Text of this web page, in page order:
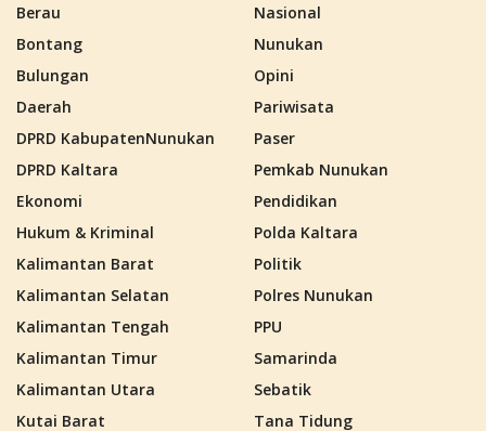
Berau
Bontang
Bulungan
Daerah
DPRD KabupatenNunukan
DPRD Kaltara
Ekonomi
Hukum & Kriminal
Kalimantan Barat
Kalimantan Selatan
Kalimantan Tengah
Kalimantan Timur
Kalimantan Utara
Kutai Barat
Nasional
Nunukan
Opini
Pariwisata
Paser
Pemkab Nunukan
Pendidikan
Polda Kaltara
Politik
Polres Nunukan
PPU
Samarinda
Sebatik
Tana Tidung